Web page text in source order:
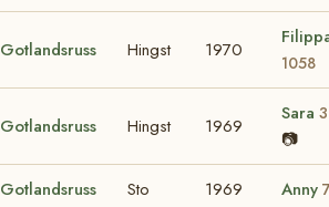
Gotlandsruss Hingst 1970
1058
Gotlandsruss Hingst 1969
Sara
📷
Gotlandsruss Sto 1969 Anny